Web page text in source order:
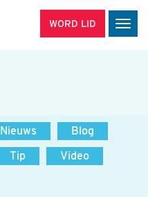
WORD LID
Nieuws
Blog
Tip
Video